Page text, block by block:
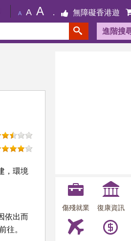
A A A 無障礙香港遊
進階搜
，環境
依出而
往。
傷殘就業 復康資訊